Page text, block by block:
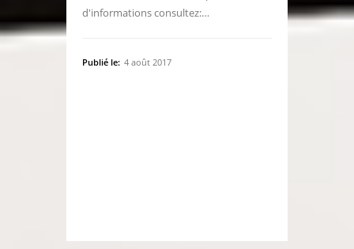
d'informations consultez:…
Publié le: 4 août 2017